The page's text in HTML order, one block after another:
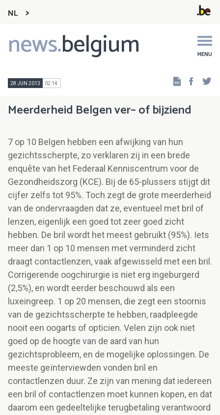
NL
news.belgium MENU
Main
navigation
28 JUN 2013 02:14
Meerderheid Belgen ver– of bijziend
7 op 10 Belgen hebben een afwijking van hun
gezichtsscherpte, zo verklaren zij in een brede
enquête van het Federaal Kenniscentrum voor de
Gezondheidszorg (KCE). Bij de 65-plussers stijgt dit
cijfer zelfs tot 95%. Toch zegt de grote meerderheid
van de ondervraagden dat ze, eventueel met bril of
lenzen, eigenlijk een goed tot zeer goed zicht
hebben. De bril wordt het meest gebruikt (95%). Iets
meer dan 1 op 10 mensen met verminderd zicht
draagt contactlenzen, vaak afgewisseld met een bril.
Corrigerende oogchirurgie is niet erg ingeburgerd
(2,5%), en wordt eerder beschouwd als een
luxeingreep. 1 op 20 mensen, die zegt een stoornis
van de gezichtsscherpte te hebben, raadpleegde
nooit een oogarts of opticien. Velen zijn ook niet
goed op de hoogte van de aard van hun
gezichtsprobleem, en de mogelijke oplossingen. De
meeste geïnterviewden vonden bril en
contactlenzen duur. Ze zijn van mening dat iedereen
een bril of contactlenzen moet kunnen kopen, en dat
daarom een gedeeltelijke terugbetaling verantwoord